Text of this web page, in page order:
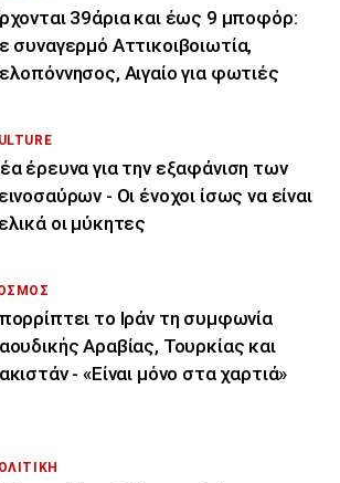
39άρια και έως 9 μποφόρ:
συναγερμό Αττικοιβοιωτία,
Αιγαίο για φωτιές
έρευνα για την εξαφάνιση των
- Οι ένοχοι ίσως να είναι
οι μύκητες
το Ιράν τη συμφωνία
Αραβίας, Τουρκίας και
- «Είναι μόνο στα χαρτιά»